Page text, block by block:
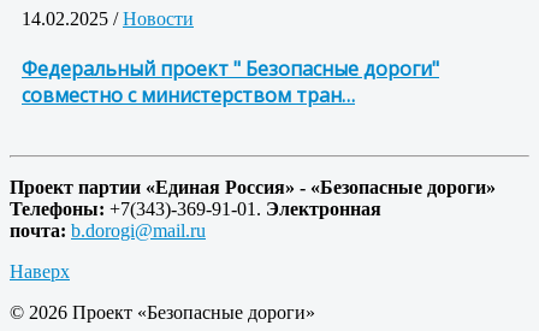
14.02.2025 /Новости
Федеральный проект " Безопасные дороги"
совместно с министерством тран…
Проект партии «Единая Россия» - «Безопасные дороги»
Телефоны: +7(343)-369-91-01. Электронная
почта: b.dorogi@mail.ru
Наверх
© 2026 Проект «Безопасные дороги»